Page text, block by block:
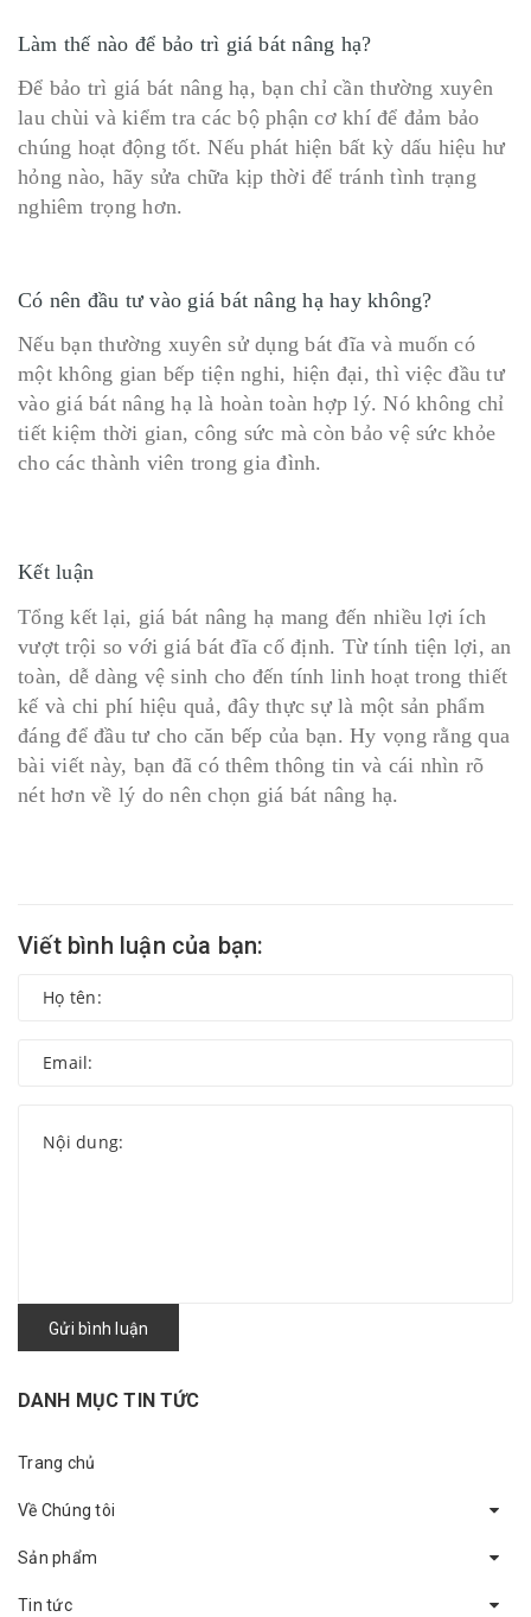
Làm thế nào để bảo trì giá bát nâng hạ?
Để bảo trì giá bát nâng hạ, bạn chỉ cần thường xuyên
lau chùi và kiểm tra các bộ phận cơ khí để đảm bảo
chúng hoạt động tốt. Nếu phát hiện bất kỳ dấu hiệu hư
hỏng nào, hãy sửa chữa kịp thời để tránh tình trạng
nghiêm trọng hơn.
Có nên đầu tư vào giá bát nâng hạ hay không?
Nếu bạn thường xuyên sử dụng bát đĩa và muốn có
một không gian bếp tiện nghi, hiện đại, thì việc đầu tư
vào giá bát nâng hạ là hoàn toàn hợp lý. Nó không chỉ
tiết kiệm thời gian, công sức mà còn bảo vệ sức khỏe
cho các thành viên trong gia đình.
Kết luận
Tổng kết lại, giá bát nâng hạ mang đến nhiều lợi ích
vượt trội so với giá bát đĩa cố định. Từ tính tiện lợi, an
toàn, dễ dàng vệ sinh cho đến tính linh hoạt trong thiết
kế và chi phí hiệu quả, đây thực sự là một sản phẩm
đáng để đầu tư cho căn bếp của bạn. Hy vọng rằng qua
bài viết này, bạn đã có thêm thông tin và cái nhìn rõ
nét hơn về lý do nên chọn giá bát nâng hạ.
Viết bình luận của bạn:
Gửi bình luận
DANH MỤC TIN TỨC
Trang chủ
Về Chúng tôi
Sản phẩm
Tin tức